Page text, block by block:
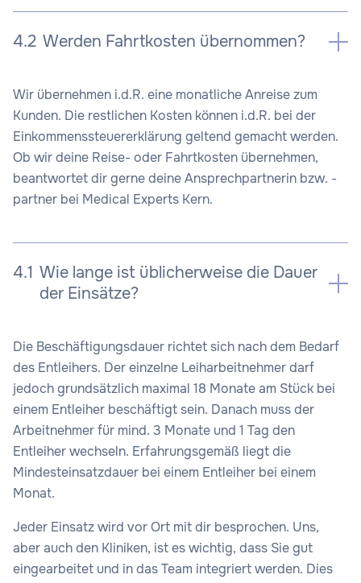
4.2 Werden Fahrtkosten übernommen?
Wir übernehmen i.d.R. eine monatliche Anreise zum
Kunden. Die restlichen Kosten können i.d.R. bei der
Einkommenssteuererklärung geltend gemacht werden.
Ob wir deine Reise- oder Fahrtkosten übernehmen,
beantwortet dir gerne deine Ansprechpartnerin bzw. -
partner bei Medical Experts Kern.
4.1 Wie lange ist üblicherweise die Dauer
der Einsätze?
Die Beschäftigungsdauer richtet sich nach dem Bedarf
des Entleihers. Der einzelne Leiharbeitnehmer darf
jedoch grundsätzlich maximal 18 Monate am Stück bei
einem Entleiher beschäftigt sein. Danach muss der
Arbeitnehmer für mind. 3 Monate und 1 Tag den
Entleiher wechseln. Erfahrungsgemäß liegt die
Mindesteinsatzdauer bei einem Entleiher bei einem
Monat.
Jeder Einsatz wird vor Ort mit dir besprochen. Uns,
aber auch den Kliniken, ist es wichtig, dass Sie gut
eingearbeitet und in das Team integriert werden. Dies